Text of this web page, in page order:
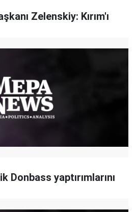
Zelenskiy: Kırım'ı
Donbass yaptırımlarını